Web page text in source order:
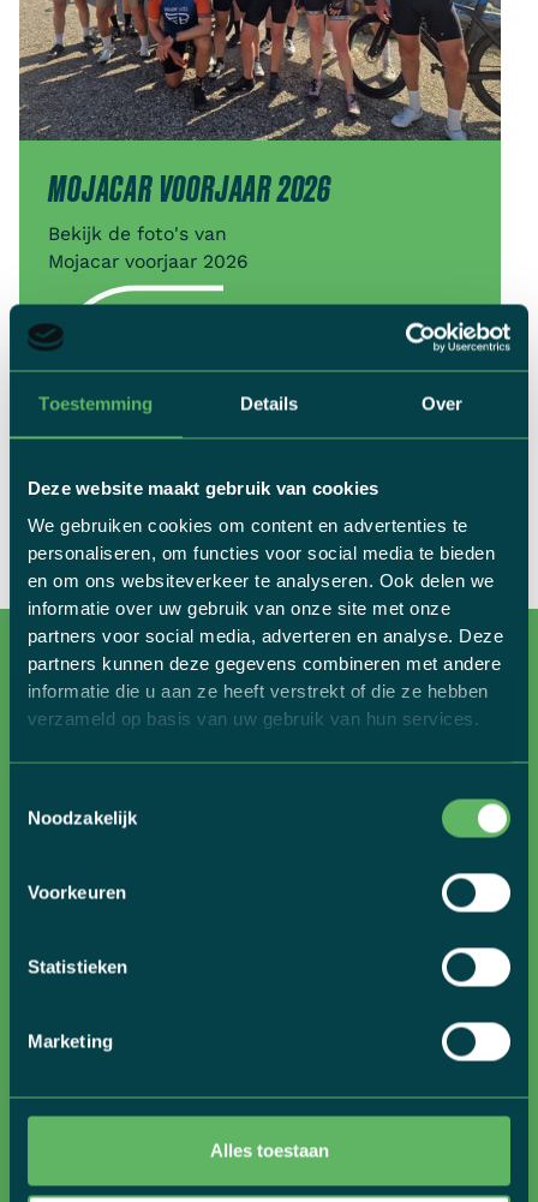
Toestemming Details Over
Deze website maakt gebruik van cookies
We gebruiken cookies om content en advertenties te
personaliseren, om functies voor social media te bieden
en om ons websiteverkeer te analyseren. Ook delen we
informatie over uw gebruik van onze site met onze
partners voor social media, adverteren en analyse. Deze
partners kunnen deze gegevens combineren met andere
informatie die u aan ze heeft verstrekt of die ze hebben
verzameld op basis van uw gebruik van hun services.
Noodzakelijk
Voorkeuren
Statistieken
Marketing
Alles toestaan
MOJACAR VOORJAAR 2026
Bekijk de foto's van
Mojacar voorjaar 2026
BEKIJK ALLE FIETSFOTO'S
MET GOLAZO TRAVEL OP FIETSVAKANTIE, IN 3
01